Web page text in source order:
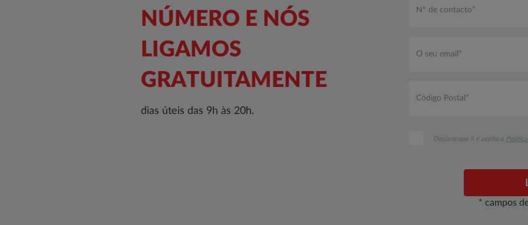
NÚMERO E NÓS
LIGAMOS
GRATUITAMENTE
dias úteis das 9h às 20h.
Declaro que li e aceito a
* campos